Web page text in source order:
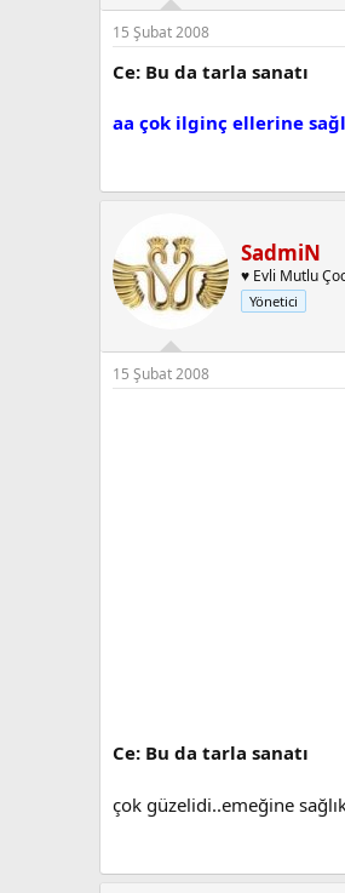
15 Şubat 2008
Ce: Bu da tarla sanatı
aa çok ilginç ellerine
SadmiN
♥ Evli Mutlu
Yönetici
15 Şubat 2008
Ce: Bu da tarla sanatı
çok güzelidi..emeğine